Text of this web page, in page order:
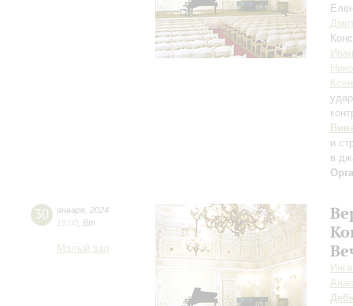
и
в
30 января 2024
19:00 Вт
Малый зал